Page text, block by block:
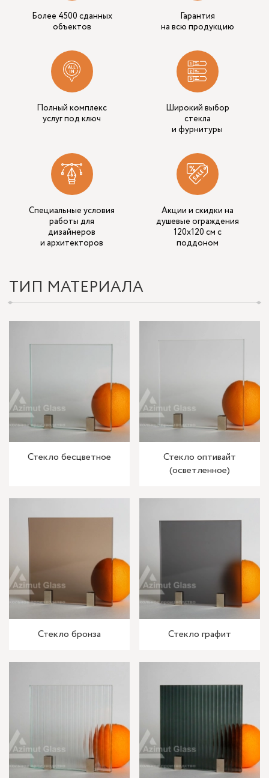
Более 4500 сданных
объектов
Гарантия
на всю продукцию
Полный комплекс
услуг под ключ
Широкий выбор
стекла
и фурнитуры
Специальные условия
работы для
дизайнеров
и архитекторов
Акции и скидки на
душевые ограждения
120х120 см с
поддоном
ТИП МАТЕРИАЛА
Стекло бесцветное
Стекло оптивайт
(осветленное)
Стекло бронза Стекло графит